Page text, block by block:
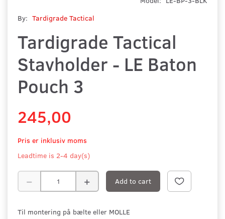
By: Tardigrade Tactical
Tardigrade Tactical
Stavholder - LE Baton
Pouch 3
245,00
Pris er inklusiv moms
Leadtime is 2-4 day(s)
Add to cart
Til montering på bælte eller MOLLE